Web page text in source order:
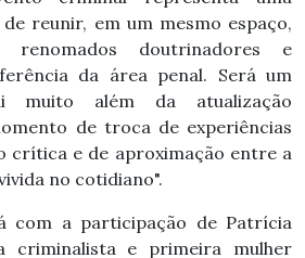
reunir, em um mesmo espaço,
doutrinadores e
da área penal. Será um
muito além da atualização
de troca de experiências
crítica e de aproximação entre a
no cotidiano".
com a participação de Patrícia
criminalista e primeira mulher